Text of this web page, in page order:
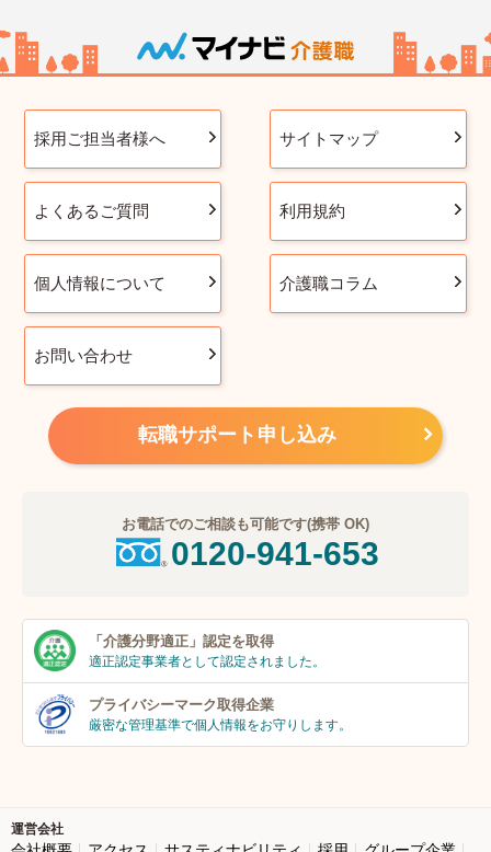
採用ご担当者様へ サイトマップ
よくあるご質問 利用規約
個人情報について 介護職コラム
お問い合わせ
転職サポート申し込み
お電話でのご相談も可能です(携帯 OK)
0120-941-653
「介護分野適正」 認定を取得
適正認定事業者として認定されました。
プライバシーマーク取得企業
厳密な管理基準で個人情報をお守りします。
運営会社